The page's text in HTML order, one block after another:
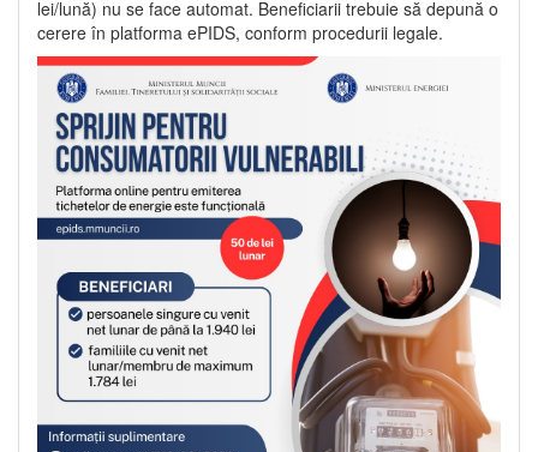
lei/lună) nu se face automat. Beneficiarii trebuie să depună o
cerere în platforma ePIDS, conform procedurii legale.